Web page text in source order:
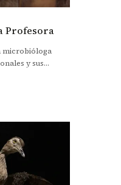
Profesora
microbióloga
y sus